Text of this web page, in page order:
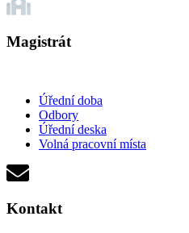
Magistrát
Úřední doba
Odbory
Úřední deska
Volná pracovní místa
Kontakt